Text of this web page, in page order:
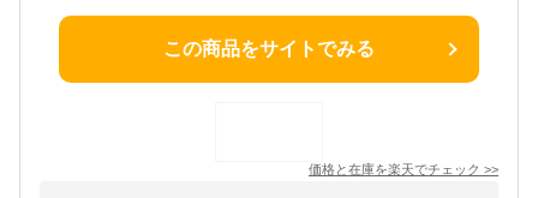
この商品をサイトでみる
価格と在庫を楽天でチェック >>